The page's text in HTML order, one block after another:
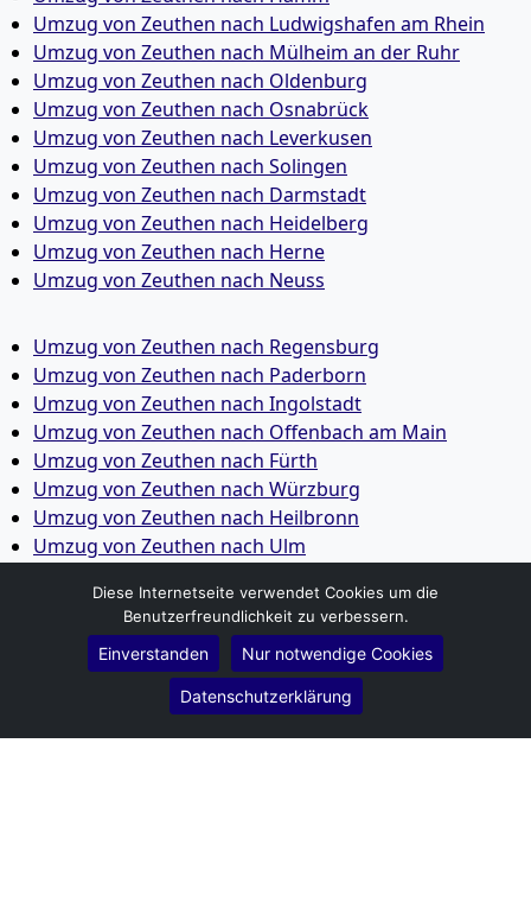
Umzug von Zeuthen nach Ludwigshafen am Rhein
Umzug von Zeuthen nach Mülheim an der Ruhr
Umzug von Zeuthen nach Oldenburg
Umzug von Zeuthen nach Osnabrück
Umzug von Zeuthen nach Leverkusen
Umzug von Zeuthen nach Solingen
Umzug von Zeuthen nach Darmstadt
Umzug von Zeuthen nach Heidelberg
Umzug von Zeuthen nach Herne
Umzug von Zeuthen nach Neuss
Umzug von Zeuthen nach Regensburg
Umzug von Zeuthen nach Paderborn
Umzug von Zeuthen nach Ingolstadt
Umzug von Zeuthen nach Offenbach am Main
Umzug von Zeuthen nach Fürth
Umzug von Zeuthen nach Würzburg
Umzug von Zeuthen nach Heilbronn
Umzug von Zeuthen nach Ulm
Umzug von Zeuthen nach Wolfsburg
Umzug von Zeuthen nach Bottrop
Umzug von Zeuthen nach Göttingen
Umzug von Zeuthen nach Reutlingen
Umzug von Zeuthen nach Bremer­haven
Umzug von Zeuthen nach Koblenz
Diese Internetseite verwendet Cookies um die
Benutzerfreundlichkeit zu verbessern.
Einverstanden Nur notwendige Cookies
Datenschutzerklärung